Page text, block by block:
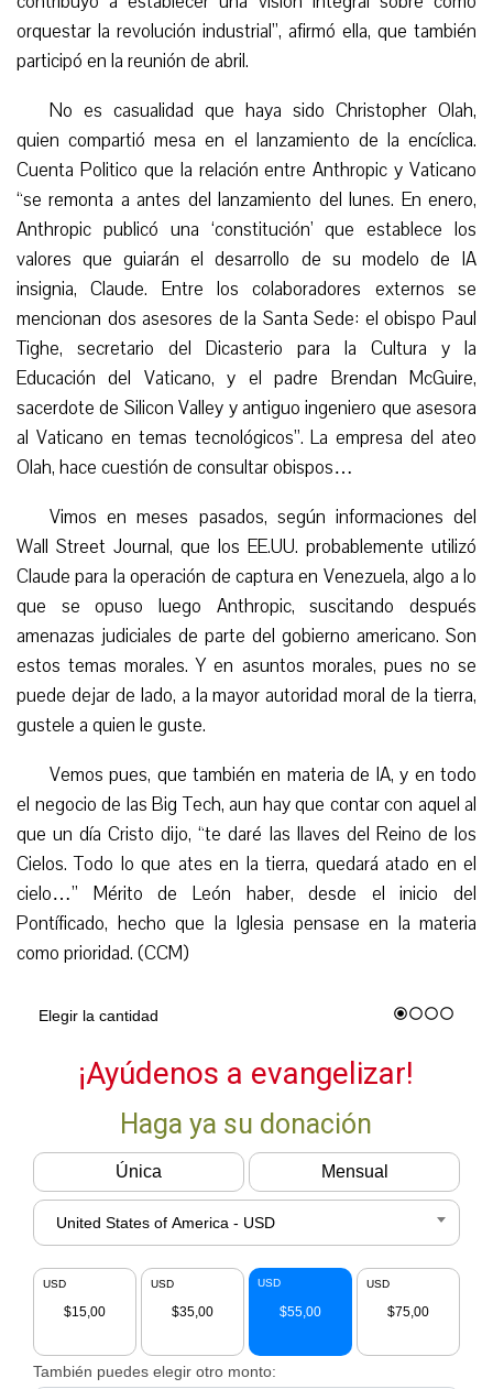
orquestar la revolución industrial”, afirmó ella, que también
participó en la reunión de abril.
No es casualidad que haya sido Christopher Olah,
quien compartió mesa en el lanzamiento de la encíclica.
Cuenta Politico que la relación entre Anthropic y Vaticano
“se remonta a antes del lanzamiento del lunes. En enero,
Anthropic publicó una ‘constitución’ que establece los
valores que guiarán el desarrollo de su modelo de IA
insignia, Claude. Entre los colaboradores externos se
mencionan dos asesores de la Santa Sede: el obispo Paul
Tighe, secretario del Dicasterio para la Cultura y la
Educación del Vaticano, y el padre Brendan McGuire,
sacerdote de Silicon Valley y antiguo ingeniero que asesora
al Vaticano en temas tecnológicos”. La empresa del ateo
Olah, hace cuestión de consultar obispos…
Vimos en meses pasados, según informaciones del
Wall Street Journal, que los EE.UU. probablemente utilizó
Claude para la operación de captura en Venezuela, algo a lo
que se opuso luego Anthropic, suscitando después
amenazas judiciales de parte del gobierno americano. Son
estos temas morales. Y en asuntos morales, pues no se
puede dejar de lado, a la mayor autoridad moral de la tierra,
gustele a quien le guste.
Vemos pues, que también en materia de IA, y en todo
el negocio de las Big Tech, aun hay que contar con aquel al
que un día Cristo dijo, “te daré las llaves del Reino de los
Cielos. Todo lo que ates en la tierra, quedará atado en el
cielo…” Mérito de León haber, desde el inicio del
Pontíficado, hecho que la Iglesia pensase en la materia
como prioridad. (CCM)